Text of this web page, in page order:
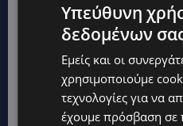
Υπεύθυνη
δεδομένων
Εμείς και οι
χρησιμοποιούμε
τεχνολογίες για να
έχουμε πρόσβαση σε